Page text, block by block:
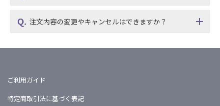
注文内容の変更やキャンセルはできますか？
ご利用ガイド
特定商取引法に基づく表記